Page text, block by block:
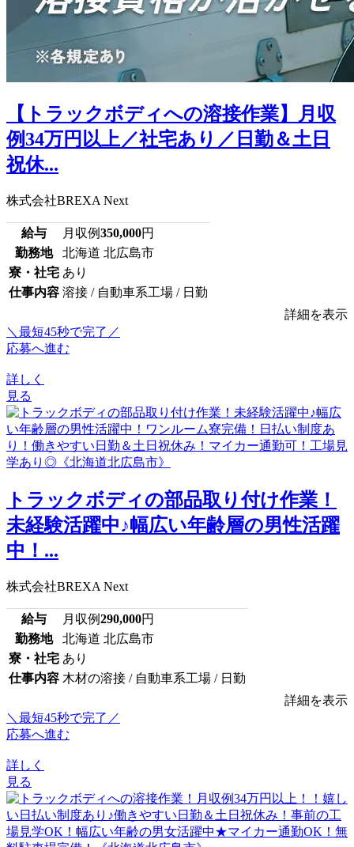
【トラックボディへの溶接作業】月収
例34万円以上／社宅あり／日勤＆土日
祝休...
株式会社BREXA Next
給与 月収例350,000円
勤務地
北海道 北広島市
寮・社宅 あり
仕事内容 溶接 / 自動車系工場 / 日勤
詳細を表示
＼最短45秒で完了／
応募へ進む
詳しく
見る
トラックボディの部品取り付け作業！
未経験活躍中♪幅広い年齢層の男性活躍
中！...
株式会社BREXA Next
給与 月収例290,000円
勤務地
北海道 北広島市
寮・社宅 あり
仕事内容 木材の溶接 / 自動車系工場 / 日勤
詳細を表示
＼最短45秒で完了／
応募へ進む
詳しく
見る